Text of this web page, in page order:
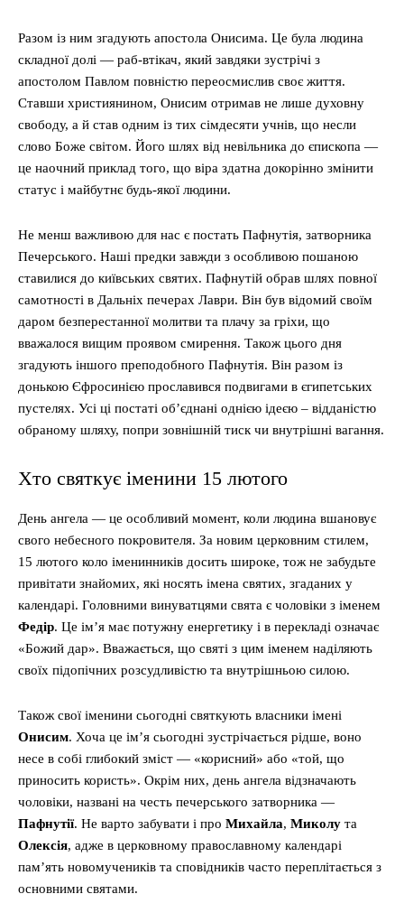
Разом із ним згадують апостола Онисима. Це була людина
складної долі — раб-втікач, який завдяки зустрічі з
апостолом Павлом повністю переосмислив своє життя.
Ставши християнином, Онисим отримав не лише духовну
свободу, а й став одним із тих сімдесяти учнів, що несли
слово Боже світом. Його шлях від невільника до єпископа —
це наочний приклад того, що віра здатна докорінно змінити
статус і майбутнє будь-якої людини.
Не менш важливою для нас є постать Пафнутія, затворника
Печерського. Наші предки завжди з особливою пошаною
ставилися до київських святих. Пафнутій обрав шлях повної
самотності в Дальніх печерах Лаври. Він був відомий своїм
даром безперестанної молитви та плачу за гріхи, що
вважалося вищим проявом смирення. Також цього дня
згадують іншого преподобного Пафнутія. Він разом із
донькою Єфросинією прославився подвигами в єгипетських
пустелях. Усі ці постаті об’єднані однією ідеєю – відданістю
обраному шляху, попри зовнішній тиск чи внутрішні вагання.
Хто святкує іменини 15 лютого
День ангела — це особливий момент, коли людина вшановує
свого небесного покровителя. За новим церковним стилем,
15 лютого коло іменинників досить широке, тож не забудьте
привітати знайомих, які носять імена святих, згаданих у
календарі. Головними винуватцями свята є чоловіки з іменем
Федір. Це ім’я має потужну енергетику і в перекладі означає
«Божий дар». Вважається, що святі з цим іменем наділяють
своїх підопічних розсудливістю та внутрішньою силою.
Також свої іменини сьогодні святкують власники імені
Онисим. Хоча це ім’я сьогодні зустрічається рідше, воно
несе в собі глибокий зміст — «корисний» або «той, що
приносить користь». Окрім них, день ангела відзначають
чоловіки, названі на честь печерського затворника —
Пафнутії. Не варто забувати і про Михайла, Миколу та
Олексія, адже в церковному православному календарі
пам’ять новомучеників та сповідників часто переплітається з
основними святами.